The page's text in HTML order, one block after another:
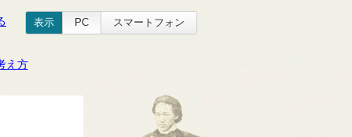
表示 PC スマートフォン
え方